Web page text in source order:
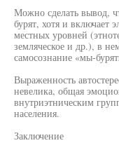
Можно сделать вывод,
бурят, хотя и включает
местных уровней
земляческое и др.), в
самосознание «мы-
Выраженность
невелика, общая
внутриэтническим
населения.
Заключение